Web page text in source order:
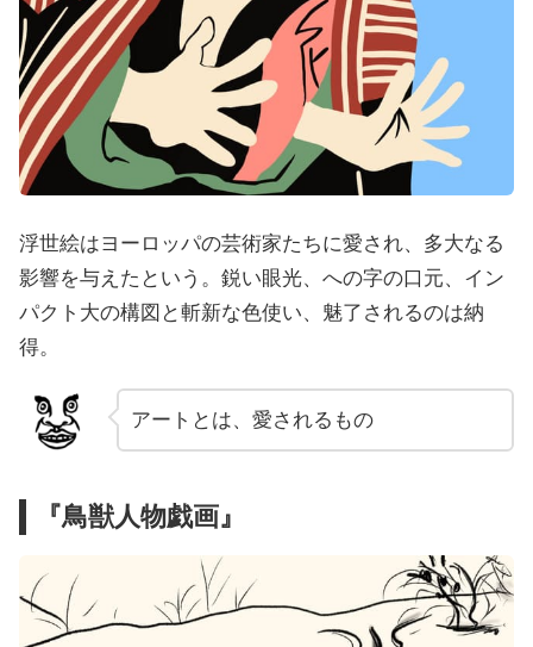
浮世絵はヨーロッパの芸術家たちに愛され、多大なる
影響を与えたという。鋭い眼光、への字の口元、イン
パクト大の構図と斬新な色使い、魅了されるのは納
得。
アートとは、愛されるもの
『鳥獣人物戯画』